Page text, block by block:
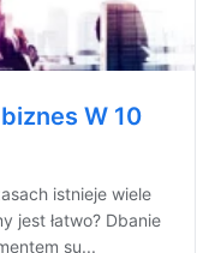
W 10
istnieje wiele
jest łatwo? Dbanie
su...